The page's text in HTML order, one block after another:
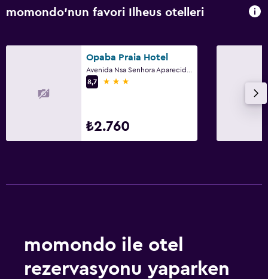
momondo'nun favori Ilheus otelleri
Opaba Praia Hotel
8,7
3 yıldız
₺2.760
momondo ile otel
rezervasyonu yaparken